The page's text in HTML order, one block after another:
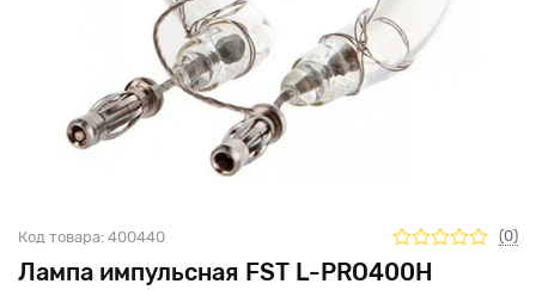
Лампа импульсная FST L-PRO400H
Код товара: 400440 (0)